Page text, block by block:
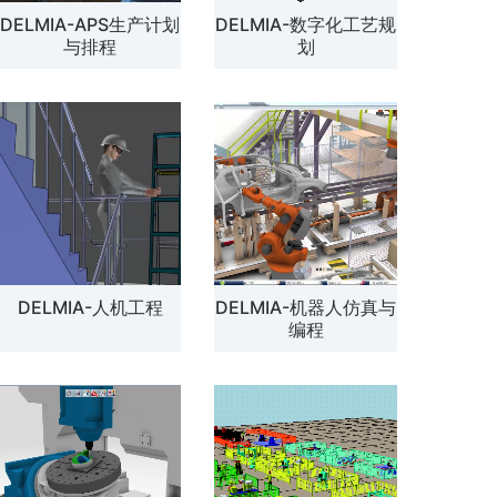
方案
DELMIA-APS生产计划
与排程
DELMIA-数字化工艺规
划
DELMIA-人机工程
DELMIA-机器人仿真与
编程